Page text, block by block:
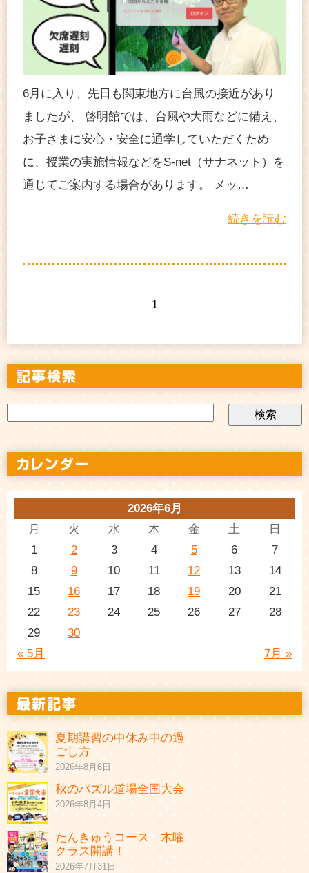
6月に入り、先日も関東地方に台風の接近があり
ましたが、 啓明館では、台風や大雨などに備え、
お子さまに安心・安全に通学していただくため
に、授業の実施情報などをS-net（サナネット）を
通じてご案内する場合があります。 メッ…
続きを読む
1
2026年6月
月
火 水 木 金 土 日
« 5月 7月 »
1 2 3 4 5 6
7
8
9 10 11 12 13
14
15
16 17 18 19 20
21
22
23 24 25 26 27
28
29
30
夏期講習の中休み中の過
ごし方
2026年8月6日
秋のパズル道場全国大会
2026年8月4日
たんきゅうコース 木曜
クラス開講！
2026年7月31日